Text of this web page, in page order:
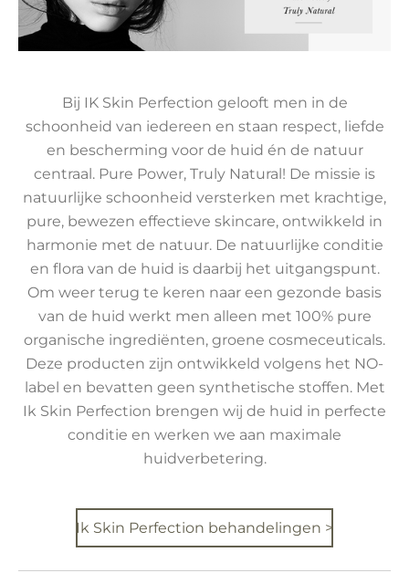
Bij IK Skin Perfection gelooft men in de
schoonheid van iedereen en staan respect, liefde
en bescherming voor de huid én de natuur
centraal. Pure Power, Truly Natural! De missie is
natuurlijke schoonheid versterken met krachtige,
pure, bewezen effectieve skincare, ontwikkeld in
harmonie met de natuur. De natuurlijke conditie
en flora van de huid is daarbij het uitgangspunt.
Om weer terug te keren naar een gezonde basis
van de huid werkt men alleen met 100% pure
organische ingrediënten, groene cosmeceuticals.
Deze producten zijn ontwikkeld volgens het NO-
label en bevatten geen synthetische stoffen. Met
Ik Skin Perfection brengen wij de huid in perfecte
conditie en werken we aan maximale
huidverbetering.
Ik Skin Perfection behandelingen >